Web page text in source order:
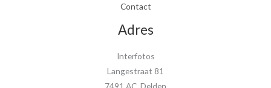
Contact
Adres
Interfotos
Langestraat 81